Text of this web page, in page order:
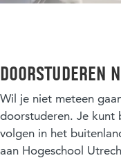
Doorstuderen
Wil je niet meteen
doorstuderen. Je kunt
volgen in het
aan Hogeschool